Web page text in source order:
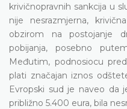
krivičnopravnih sankcija u
nije nesrazmjerna,
obzirom na postojanje
pobijanja, posebno
Međutim, podnosiocu
plati značajan iznos
Evropski sud je naveo da
približno 5.400 eura, bila